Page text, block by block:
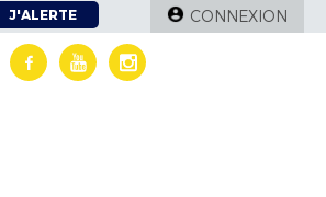
J'ALERTE CONNEXION